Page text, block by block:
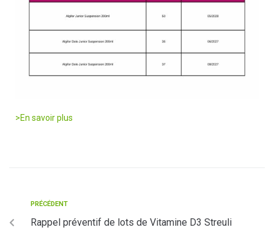
>En savoir plus
PRÉCÉDENT
Rappel préventif de lots de Vitamine D3 Streuli